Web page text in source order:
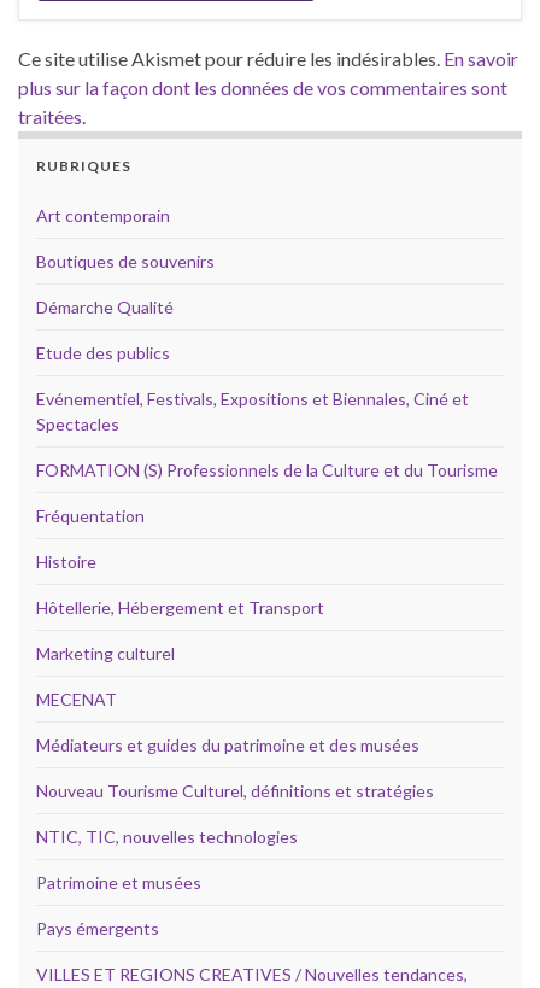
Ce site utilise Akismet pour réduire les indésirables. En savoir
plus sur la façon dont les données de vos commentaires sont
traitées.
RUBRIQUES
Art contemporain
Boutiques de souvenirs
Démarche Qualité
Etude des publics
Evénementiel, Festivals, Expositions et Biennales, Ciné et
Spectacles
FORMATION (S) Professionnels de la Culture et du Tourisme
Fréquentation
Histoire
Hôtellerie, Hébergement et Transport
Marketing culturel
MECENAT
Médiateurs et guides du patrimoine et des musées
Nouveau Tourisme Culturel, définitions et stratégies
NTIC, TIC, nouvelles technologies
Patrimoine et musées
Pays émergents
VILLES ET REGIONS CREATIVES / Nouvelles tendances,